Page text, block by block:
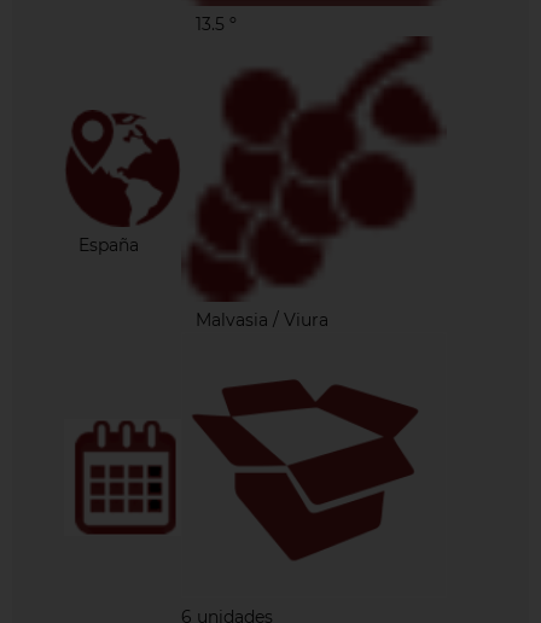
13.5 º
España
Malvasia / Viura
6 unidades